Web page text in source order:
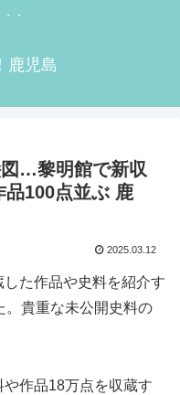
・
鹿児島
…黎明館で新収
品100点並ぶ 鹿
2025.03.12
た作品や史料を紹介す
。貴重な未公開史料の
作品18万点を収蔵す